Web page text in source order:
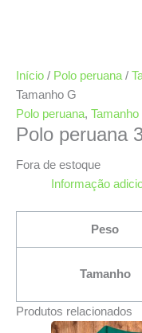
Início / Polo peruana /
Tamanho G
Polo peruana, Tamanho
Polo peruana
Fora de estoque
Informação
Peso
Tamanho
Produtos relacionados